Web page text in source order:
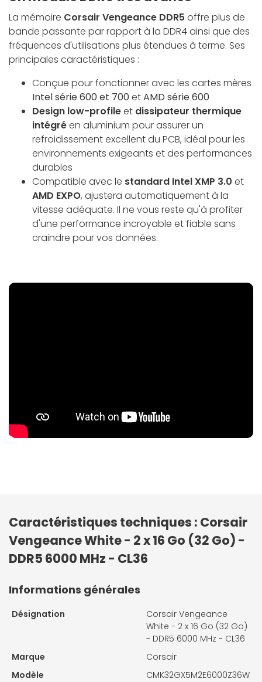
La mémoire Corsair Vengeance DDR5 offre plus de
bande passante par rapport à la DDR4 ainsi que des
fréquences d'utilisations plus étendues à terme. Ses
principales caractéristiques :
Conçue pour fonctionner avec les cartes mères
Intel série 600 et 700etAMD série 600
Design low-profileet dissipateur thermique
intégréen aluminium pour assurer un
refroidissement excellent du PCB, idéal pour les
environnements exigeants et des performances
durables
Compatible avec le standard Intel XMP 3.0 et
AMD EXPO, ajustera automatiquement à la
vitesse adéquate. Il ne vous reste qu'à profiter
d'une performance incroyable et fiable sans
craindre pour vos données.
Caractéristiques techniques : Corsair
Vengeance White - 2 x 16 Go (32 Go) -
DDR5 6000 MHz - CL36
Informations générales
Désignation
Corsair Vengeance
White - 2 x 16 Go (32 Go)
- DDR5 6000 MHz - CL36
Marque
Corsair
Modèle
CMK32GX5M2E6000Z36W